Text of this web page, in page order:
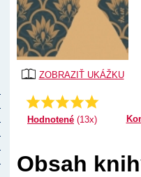
ZOBRAZIŤ UKÁŽKU
Priemer:
4.69230769230769
Hodnotené (13x)
Obsah